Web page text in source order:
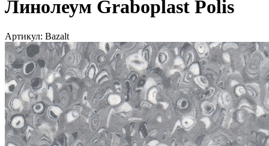
Линолеум Graboplast Polis
Артикул: Bazalt